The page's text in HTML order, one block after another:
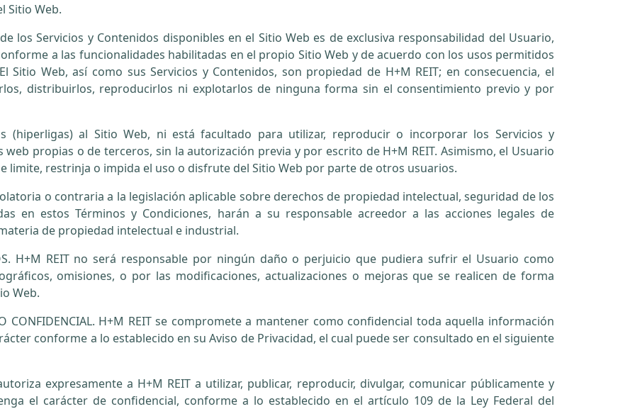
Sitio Web.
de los Servicios y Contenidos disponibles en el Sitio Web es de exclusiva responsabilidad del Usuario,
a las funcionalidades habilitadas en el propio Sitio Web y de acuerdo con los usos permitidos
Sitio Web, así como sus Servicios y Contenidos, son propiedad de H+M REIT; en consecuencia, el
distribuirlos, reproducirlos ni explotarlos de ninguna forma sin el consentimiento previo y por
(hiperligas) al Sitio Web, ni está facultado para utilizar, reproducir o incorporar los Servicios y
propias o de terceros, sin la autorización previa y por escrito de H+M REIT. Asimismo, el Usuario
limite, restrinja o impida el uso o disfrute del Sitio Web por parte de otros usuarios.
o contraria a la legislación aplicable sobre derechos de propiedad intelectual, seguridad de los
en estos Términos y Condiciones, harán a su responsable acreedor a las acciones legales de
de propiedad intelectual e industrial.
H+M REIT no será responsable por ningún daño o perjuicio que pudiera sufrir el Usuario como
omisiones, o por las modificaciones, actualizaciones o mejoras que se realicen de forma
Web.
CONFIDENCIAL. H+M REIT se compromete a mantener como confidencial toda aquella información
conforme a lo establecido en su Aviso de Privacidad, el cual puede ser consultado en el siguiente
expresamente a H+M REIT a utilizar, publicar, reproducir, divulgar, comunicar públicamente y
el carácter de confidencial, conforme a lo establecido en el artículo 109 de la Ley Federal del